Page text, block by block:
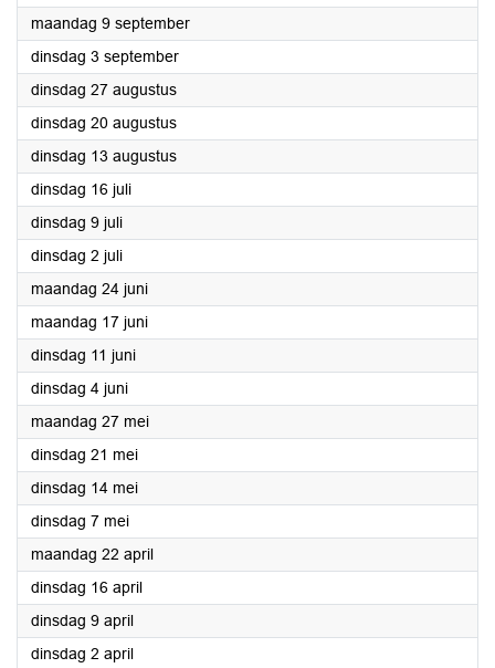
maandag 9 september2024
dinsdag 3 september2024
dinsdag 27 augustus2024
dinsdag 20 augustus2024
dinsdag 13 augustus2024
dinsdag 16 juli2024
dinsdag 9 juli2024
dinsdag 2 juli2024
maandag 24 juni2024
maandag 17 juni2024
dinsdag 11 juni2024
dinsdag 4 juni2024
maandag 27 mei2024
dinsdag 21 mei2024
dinsdag 14 mei2024
dinsdag 7 mei2024
maandag 22 april2024
dinsdag 16 april2024
dinsdag 9 april2024
dinsdag 2 april2024